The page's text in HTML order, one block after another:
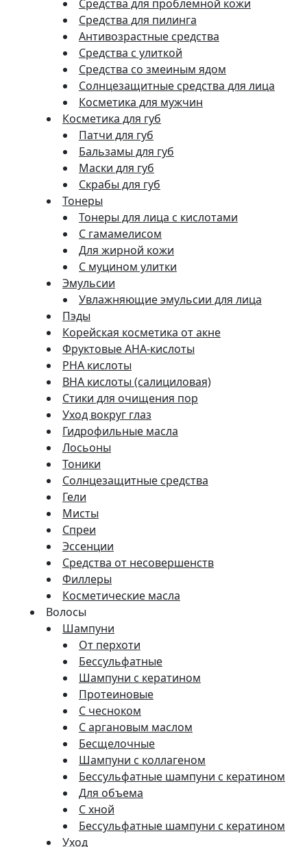
Средства для проблемной кожи
Средства для пилинга
Антивозрастные средства
Средства с улиткой
Средства со змеиным ядом
Солнцезащитные средства для лица
Косметика для мужчин
Косметика для губ
Патчи для губ
Бальзамы для губ
Маски для губ
Скрабы для губ
Тонеры
Тонеры для лица с кислотами
С гамамелисом
Для жирной кожи
С муцином улитки
Эмульсии
Увлажняющие эмульсии для лица
Пэды
Корейская косметика от акне
Фруктовые AHA-кислоты
PHA кислоты
BHA кислоты (салициловая)
Стики для очищения пор
Уход вокруг глаз
Гидрофильные масла
Лосьоны
Тоники
Солнцезащитные средства
Гели
Мисты
Спреи
Эссенции
Средства от несовершенств
Филлеры
Косметические масла
Волосы
Шампуни
От перхоти
Бессульфатные
Шампуни с кератином
Протеиновые
С чесноком
С аргановым маслом
Бесщелочные
Шампуни с коллагеном
Бессульфатные шампуни с кератином
Для объема
С хной
Бессульфатные шампуни с кератином
Уход